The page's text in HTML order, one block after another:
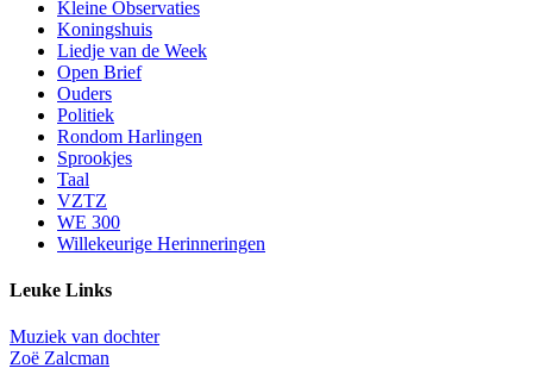
Kleine Observaties
Koningshuis
Liedje van de Week
Open Brief
Ouders
Politiek
Rondom Harlingen
Sprookjes
Taal
VZTZ
WE 300
Willekeurige Herinneringen
Leuke Links
Muziek van dochter
Zoë Zalcman